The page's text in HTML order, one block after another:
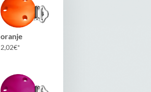
oranje
2,02€